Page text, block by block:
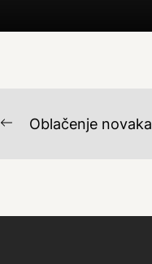
NAVIGACIJA
Previous
Oblačenje novaka